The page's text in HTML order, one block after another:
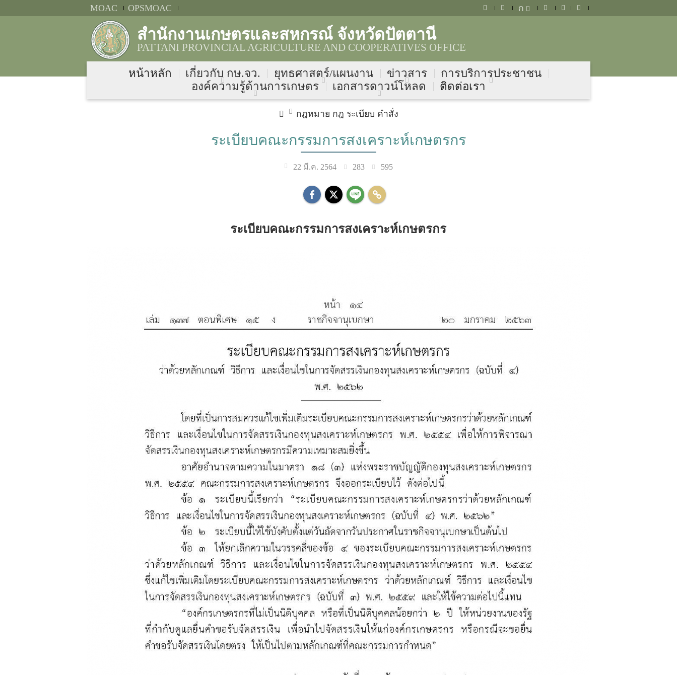
MOAC OPSMOAC ก
สำนักงานเกษตรและสหกรณ์ จังหวัดปัตตานี
PATTANI PROVINCIAL AGRICULTURE AND COOPERATIVES OFFICE
หน้าหลัก เกี่ยวกับ กษ.จว. ยุทธศาสตร์/แผนงาน ข่าวสาร
การบริการประชาชน
องค์ความรู้ด้านการเกษตร
เอกสารดาวน์โหลด ติดต่อเรา
กฎหมาย กฎ ระเบียบ คำสั่ง
ระเบียบคณะกรรมการสงเคราะห์เกษตรกร
22 มี.ค. 2564 283 595
ระเบียบคณะกรรมการสงเคราะห์เกษตรกร